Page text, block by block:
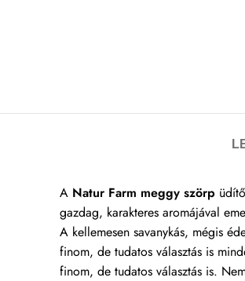
A Natur Farm meggy szörp
gazdag, karakteres aromájával
A kellemesen savanykás, mégis
finom, de tudatos választás is
finom, de tudatos választás is.